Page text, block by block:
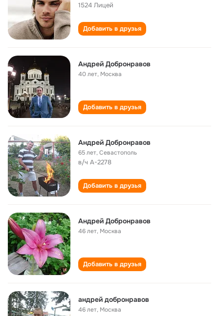
1524 Лицей
Добавить в друзья
Андрей Добронравов
40 лет, Москва
Добавить в друзья
Андрей Добронравов
65 лет,Севастополь
в/ч А-2278
Добавить в друзья
Андрей Добронравов
46 лет, Москва
Добавить в друзья
андрей добронравов
46 лет, Москва